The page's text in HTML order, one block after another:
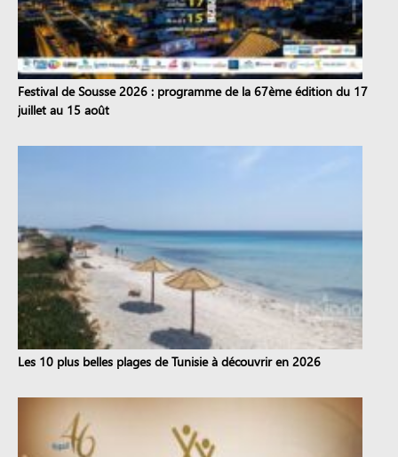
Festival de Sousse 2026 : programme de la 67ème édition du 17
juillet au 15 août
Les 10 plus belles plages de Tunisie à découvrir en 2026